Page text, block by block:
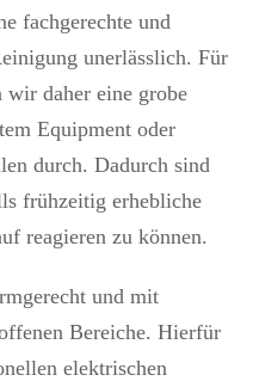
fachgerechte und
unerlässlich. Für
wir daher eine grobe
Equipment oder
durch. Dadurch sind
frühzeitig erhebliche
reagieren zu können.
und mit
Bereiche. Hierfür
elektrischen